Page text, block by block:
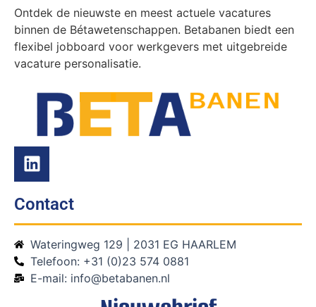
Ontdek de nieuwste en meest actuele vacatures
binnen de Bétawetenschappen. Betabanen biedt een
flexibel jobboard voor werkgevers met uitgebreide
vacature personalisatie.
Contact
Wateringweg 129 | 2031 EG HAARLEM
Telefoon: +31 (0)23 574 0881
E-mail: info@betabanen.nl